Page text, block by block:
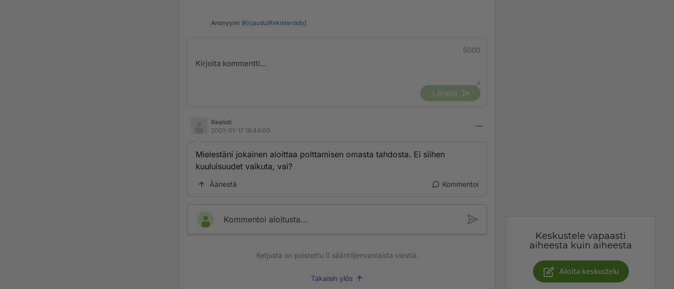
Anonyymi (Kirjaudu/Rekisteröidy)
5000
Lähetä
Realisti
2001-01-17 19:44:00
Mielestäni jokainen aloittaa polttamisen omasta tahdosta. Ei siihen
kuuluisuudet vaikuta, vai?
Äänestä Kommentoi
Kommentoi aloitusta...
Ketjusta on poistettu 0 sääntöjenvastaista viestiä.
Takaisin ylös
Keskustele vapaasti
aiheesta kuin aiheesta
Aloita keskustelu